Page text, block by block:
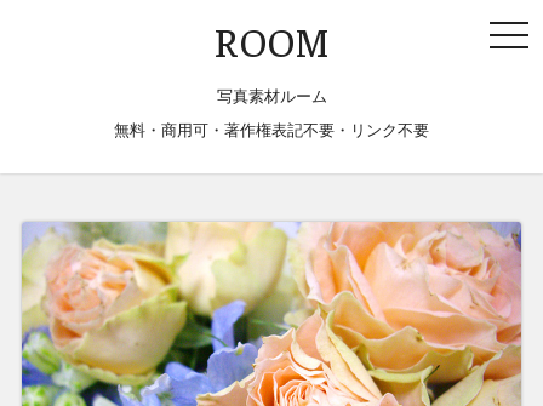
ROOM
写真素材ルーム
無料・商用可・著作権表記不要・リンク不要